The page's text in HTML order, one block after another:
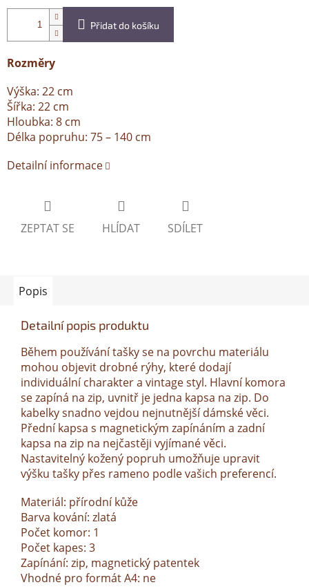
Přidat do košíku
Rozměry
Výška: 22 cm
Šířka: 22 cm
Hloubka: 8 cm
Délka popruhu: 75 – 140 cm
Detailní informace
ZEPTAT SE HLÍDAT SDÍLET
Popis
Detailní popis produktu
Během používání tašky se na povrchu materiálu
mohou objevit drobné rýhy, které dodají
individuální charakter a vintage styl. Hlavní komora
se zapíná na zip, uvnitř je jedna kapsa na zip. Do
kabelky snadno vejdou nejnutnější dámské věci.
Přední kapsa s magnetickým zapínáním a zadní
kapsa na zip na nejčastěji vyjímané věci.
Nastavitelný kožený popruh umožňuje upravit
výšku tašky přes rameno podle vašich preferencí.
Materiál: přírodní kůže
Barva kování: zlatá
Počet komor: 1
Počet kapes: 3
Zapínání: zip, magnetický patentek
Vhodné pro formát A4: ne